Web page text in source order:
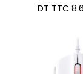
DT TTC